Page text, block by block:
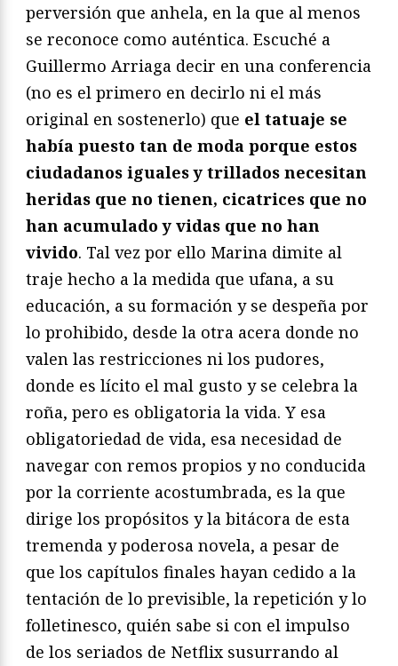
perversión que anhela, en la que al menos
se reconoce como auténtica. Escuché a
Guillermo Arriaga decir en una conferencia
(no es el primero en decirlo ni el más
original en sostenerlo) que el tatuaje se
había puesto tan de moda porque estos
ciudadanos iguales y trillados necesitan
heridas que no tienen, cicatrices que no
han acumulado y vidas que no han
vivido. Tal vez por ello Marina dimite al
traje hecho a la medida que ufana, a su
educación, a su formación y se despeña por
lo prohibido, desde la otra acera donde no
valen las restricciones ni los pudores,
donde es lícito el mal gusto y se celebra la
roña, pero es obligatoria la vida. Y esa
obligatoriedad de vida, esa necesidad de
navegar con remos propios y no conducida
por la corriente acostumbrada, es la que
dirige los propósitos y la bitácora de esta
tremenda y poderosa novela, a pesar de
que los capítulos finales hayan cedido a la
tentación de lo previsible, la repetición y lo
folletinesco, quién sabe si con el impulso
de los seriados de Netflix susurrando al